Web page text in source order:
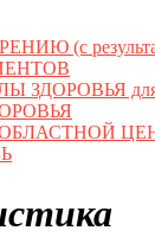
(с
ЗДОРОВЬЯ для